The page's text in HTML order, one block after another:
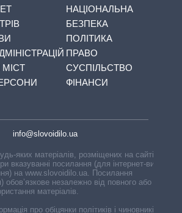
НАЦІОНАЛЬНА
БЕЗПЕКА
ПОЛІТИКА
ПРАВО
СУСПІЛЬСТВО
ФІНАНСИ
info@slovoidilo.ua
яких матеріалів, розміщених на сайті,
вказуванні посилання (для інтернет-видань
на www.slovoidilo.ua. Посилання
обов’язкове незалежно від повного або
матеріалів.
про обіцянки політиків і чиновників,